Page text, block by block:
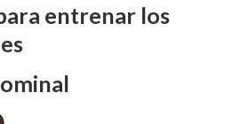
entrenar los